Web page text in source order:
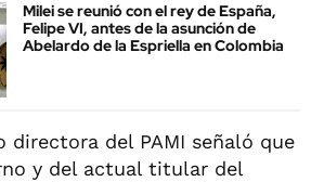
Milei se reunió con el rey de España,
Felipe VI, antes de la asunción de
Abelardo de la Espriella en Colombia
directora del PAMI señaló que
y del actual titular del